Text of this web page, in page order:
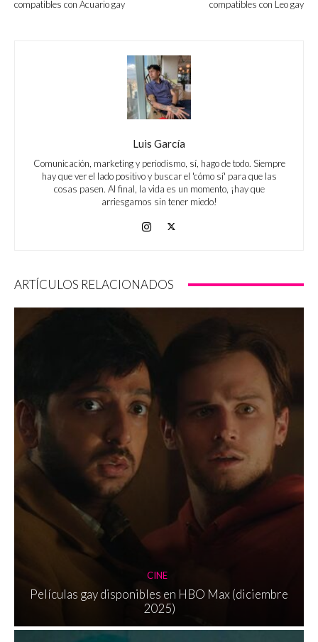
compatibles con Acuario gay compatibles con Leo gay
Luis García
Comunicación, marketing y periodismo, sí, hago de todo. Siempre
hay que ver el lado positivo y buscar el 'cómo sí' para que las
cosas pasen. Al final, la vida es un momento, ¡hay que
arriesgarnos sin tener miedo!
ARTÍCULOS RELACIONADOS
CINE
Películas gay disponibles en HBO Max (diciembre
2025)